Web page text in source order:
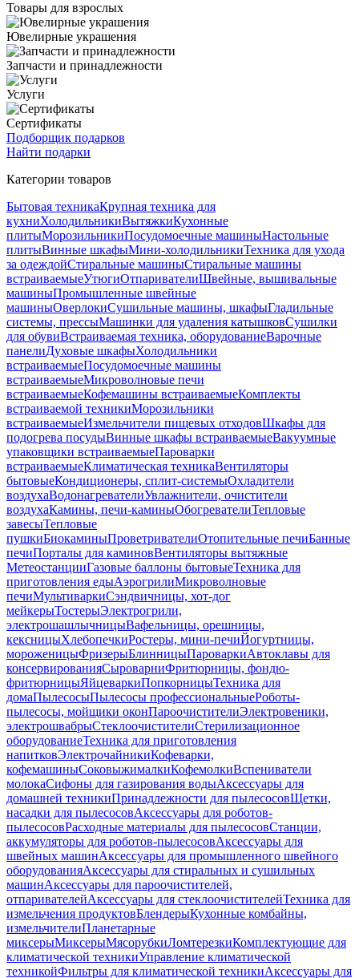
Товары для взрослых
Ювелирные украшения
Запчасти и принадлежности
Услуги
Сертификаты
Подборщик подарков
Найти подарки
Категории товаров
Бытовая техникаКрупная техника для
кухниХолодильникиВытяжкиКухонные
плитыМорозильникиПосудомоечные машиныНастольные
плитыВинные шкафыМини-холодильникиТехника для ухода
за одеждойСтиральные машиныСтиральные машины
встраиваемыеУтюгиОтпаривателиШвейные, вышивальные
машиныПромышленные швейные
машиныОверлокиСушильные машины, шкафыГладильные
системы, прессыМашинки для удаления катышковСушилки
для обувиВстраиваемая техника, оборудованиеВарочные
панелиДуховые шкафыХолодильники
встраиваемыеПосудомоечные машины
встраиваемыеМикроволновые печи
встраиваемыеКофемашины встраиваемыеКомплекты
встраиваемой техникиМорозильники
встраиваемыеИзмельчители пищевых отходовШкафы для
подогрева посудыВинные шкафы встраиваемыеВакуумные
упаковщики встраиваемыеПароварки
встраиваемыеКлиматическая техникаВентиляторы
бытовыеКондиционеры, сплит-системыОхладители
воздухаВодонагревателиУвлажнители, очистители
воздухаКамины, печи-каминыОбогревателиТепловые
завесыТепловые
пушкиБиокаминыПроветривателиОтопительные печиБанные
печиПорталы для каминовВентиляторы вытяжные
МетеостанцииГазовые баллоны бытовыеТехника для
приготовления едыАэрогрилиМикроволновые
печиМультиваркиСэндвичницы, хот-дог
мейкерыТостерыЭлектрогрили,
электрошашлычницыВафельницы, орешницы,
кексницыХлебопечкиРостеры, мини-печиЙогуртницы,
мороженицыФризерыБлинницыПароваркиАвтоклавы для
консервированияСыроварниФритюрницы, фондю-
фритюрницыЯйцеваркиПопкорницыТехника для
домаПылесосыПылесосы профессиональныеРоботы-
пылесосы, мойщики оконПароочистителиЭлектровеники,
электрошвабрыСтеклоочистителиСтерилизационное
оборудованиеТехника для приготовления
напитковЭлектрочайникиКофеварки,
кофемашиныСоковыжималкиКофемолкиВспениватели
молокаСифоны для газирования водыАксессуары для
домашней техникиПринадлежности для пылесосовЩетки,
насадки для пылесосовАксессуары для роботов-
пылесосовРасходные материалы для пылесосовСтанции,
аккумуляторы для роботов-пылесосовАксессуары для
швейных машинАксессуары для промышленного швейного
оборудованияАксессуары для стиральных и сушильных
машинАксессуары для пароочистителей,
отпаривателейАксессуары для стеклоочистителейТехника для
измельчения продуктовБлендерыКухонные комбайны,
измельчителиПланетарные
миксерыМиксерыМясорубкиЛомтерезкиКомплектующие для
климатической техникиУправление климатической
техникойФильтры для климатической техникиАксессуары для